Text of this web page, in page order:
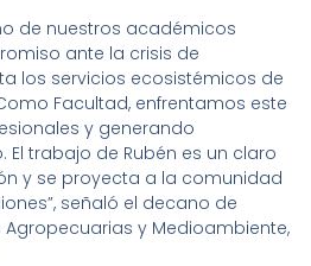
de nuestros académicos
ante la crisis de
los servicios ecosistémicos de
Facultad, enfrentamos este
y generando
trabajo de Rubén es un claro
y se proyecta a la comunidad
señaló el decano de
y Medioambiente,